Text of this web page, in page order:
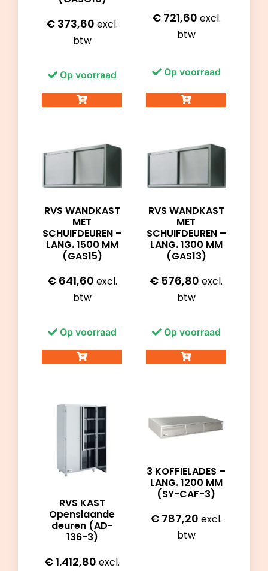
€ 373,60 excl.
btw
Op voorraad
€721,60 excl.
btw
Op voorraad
RVS WANDKAST
MET
SCHUIFDEUREN –
LANG. 1500 MM
(GAS15)
€641,60 excl.
btw
Op voorraad
RVS WANDKAST
MET
SCHUIFDEUREN –
LANG. 1300 MM
(GAS13)
€ 576,80 excl.
btw
Op voorraad
RVS KAST
Openslaande
deuren (AD-
136-3)
€1.412,80 excl.
3 KOFFIELADES –
LANG. 1200 MM
(SY-CAF-3)
€ 787,20 excl.
btw